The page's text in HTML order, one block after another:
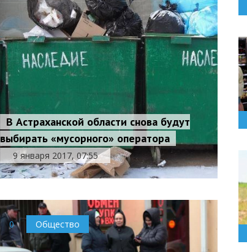
В Астраханской области снова будут
выбирать «мусорного» оператора
9 января 2017, 07:55
0 Общество